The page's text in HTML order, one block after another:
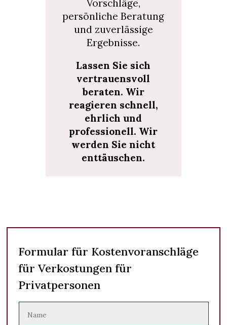
Vorschläge,
persönliche Beratung
und zuverlässige
Ergebnisse.
Lassen Sie sich
vertrauensvoll
beraten. Wir
reagieren schnell,
ehrlich und
professionell. Wir
werden Sie nicht
enttäuschen.
Formular für Kostenvoranschläge
für Verkostungen für
Privatpersonen